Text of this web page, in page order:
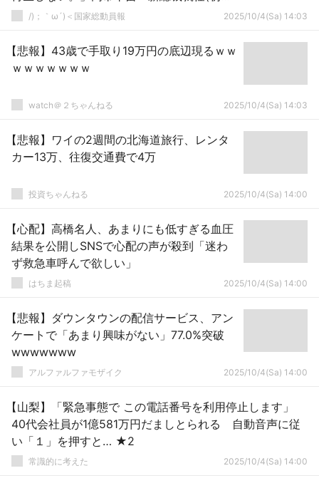
女性総裁」公明党「連立組めない！」→
/)；｀ω´)＜国家総動員報 2025/10/4(Sa) 14:03
【悲報】43歳で手取り19万円の底辺現るｗｗ
ｗｗｗｗｗｗｗ
watch＠２ちゃんねる 2025/10/4(Sa) 14:03
【悲報】ワイの2週間の北海道旅行、レンタ
カー13万、往復交通費で4万
投資ちゃんねる 2025/10/4(Sa) 14:00
【心配】高橋名人、あまりにも低すぎる血圧
結果を公開しSNSで心配の声が殺到「迷わ
ず救急車呼んで欲しい」
はちま起稿 2025/10/4(Sa) 14:00
【悲報】ダウンタウンの配信サービス、アン
ケートで「あまり興味がない」77.0%突破
wwwwwww
アルファルファモザイク 2025/10/4(Sa) 14:00
【山梨】「緊急事態で この電話番号を利用停止します」
40代会社員が1億581万円だましとられる 自動音声に従
い「１」を押すと… ★2
常識的に考えた 2025/10/4(Sa) 14:00